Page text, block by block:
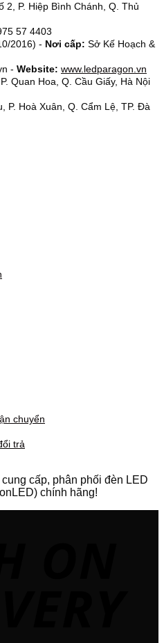
2, P. Hiệp Bình Chánh, Q. Thủ
57 4403
2016) - Nơi cấp: Sở Kế Hoạch &
- Website: www.ledparagon.vn
Quan Hoa, Q. Cầu Giấy, Hà Nội
P. Hoà Xuân, Q. Cẩm Lệ, TP. Đà
chuyển
trả
cấp, phân phối đèn LED
chính hãng!